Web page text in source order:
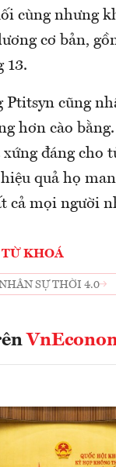
cùng nhưng
cơ bản,
13.
Ptitsyn cũng
hơn cào
đáng cho
quả họ
cả mọi người
KHOÁ
SỰ THỜI 4.0